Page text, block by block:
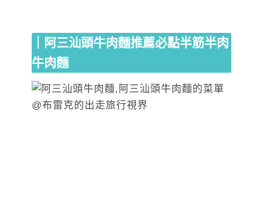
｜阿三汕頭牛肉麵推薦必點半筋半肉
牛肉麵